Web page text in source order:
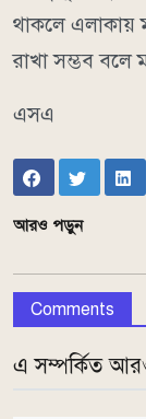
থাকলে এলাকায়
রাখা সম্ভব বলে
এসএ
আরও পড়ুন
Comments
এ সম্পর্কিত